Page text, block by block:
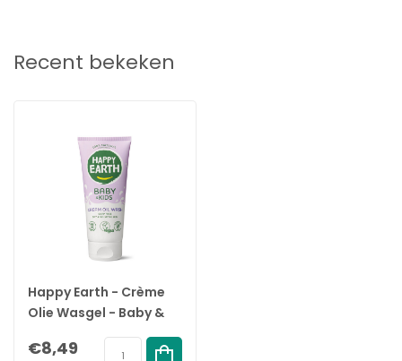
Recent bekeken
Happy Earth - Crème
Olie Wasgel - Baby &
Kids - 200ML
€8,49